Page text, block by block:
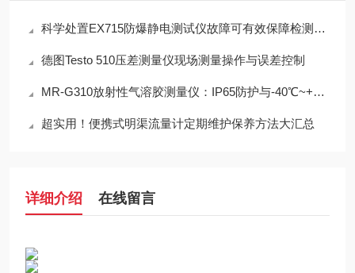
科学处置EX715防爆静电测试仪故障可有效保障检测工作正常开展
德图Testo 510压差测量仪现场测量操作与误差控制
MR-G310放射性气溶胶测量仪：IP65防护与-40℃~+50℃宽温工作能力
超实用！便携式明渠流量计定期维护保养方法大汇总
详细介绍 在线留言